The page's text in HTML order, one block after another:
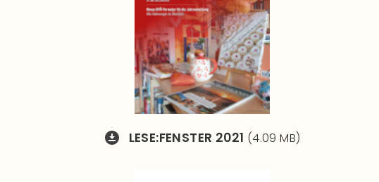
LESE:FENSTER 2021 (4.09 MB)